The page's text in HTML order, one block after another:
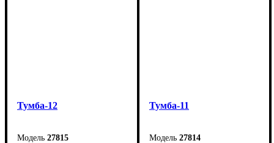
Тумба-12
27815
Тумба-11
27814